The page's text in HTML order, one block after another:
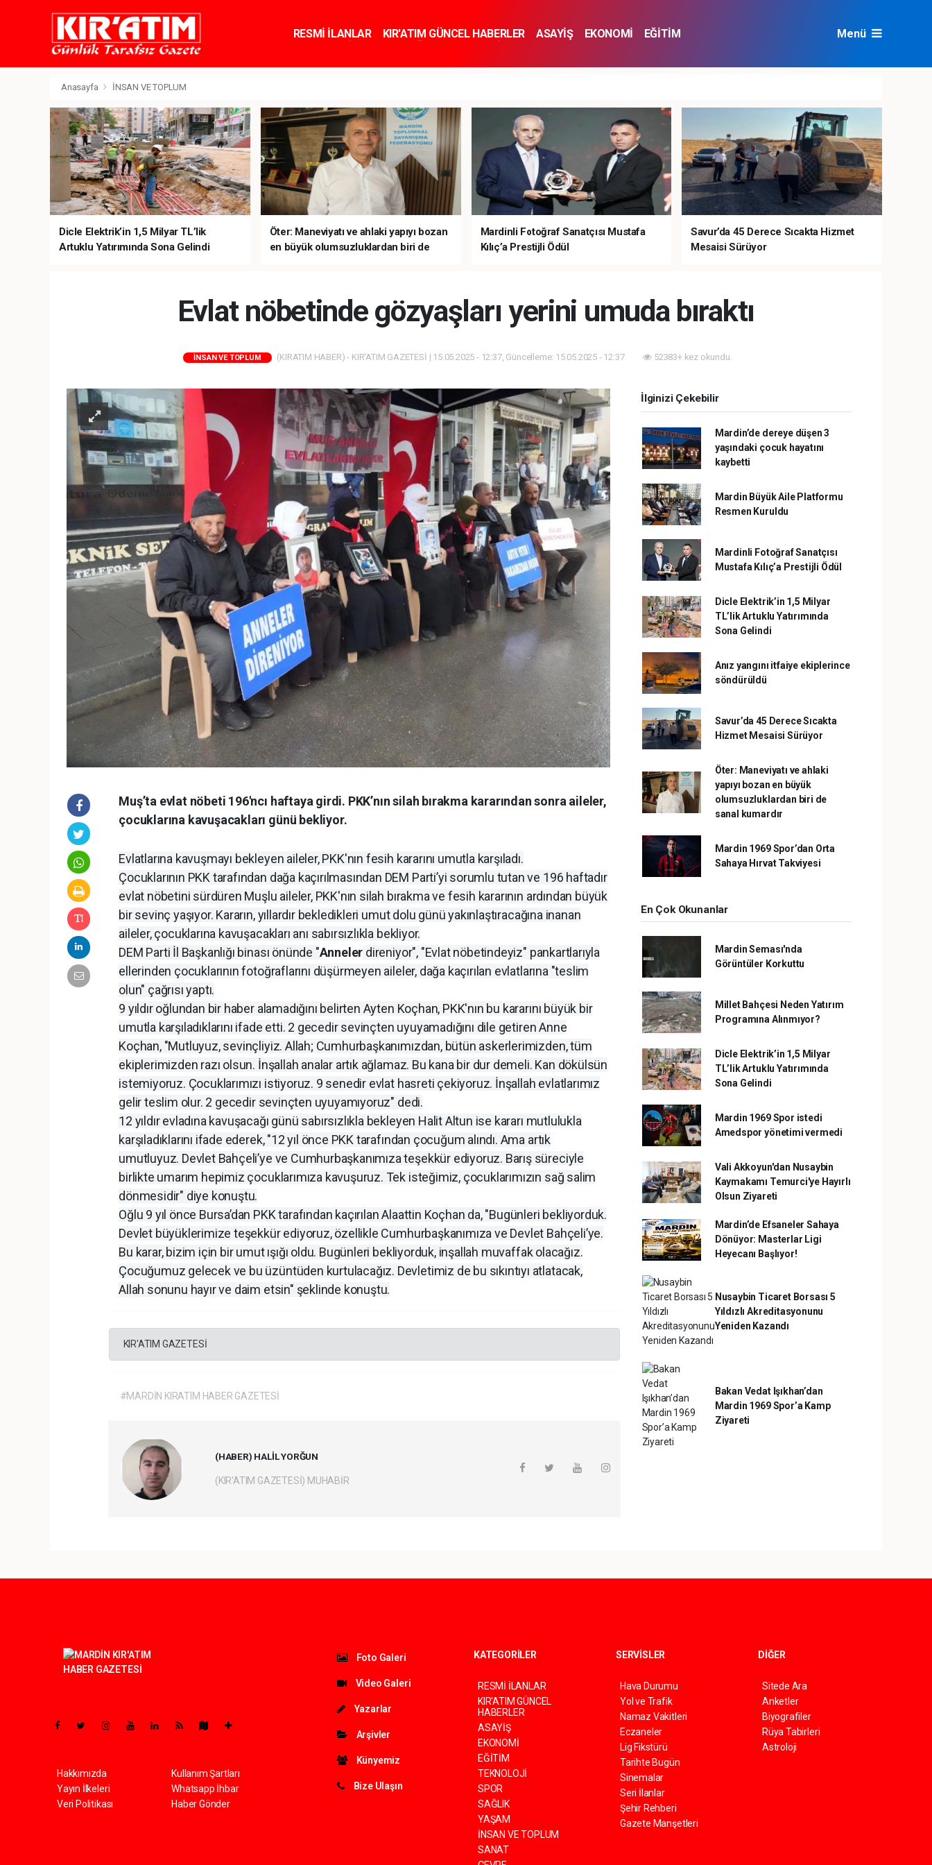
RESMİ İLANLAR KIR'ATIM GÜNCEL HABERLER ASAYİŞ EKONOMİ
EĞİTİM
Menü
Anasayfa İNSAN VE TOPLUM
Dicle Elektrik’in 1,5 Milyar TL’lik
Artuklu Yatırımında Sona Gelindi
Öter: Maneviyatı ve ahlaki yapıyı bozan
en büyük olumsuzluklardan biri de
Mardinli Fotoğraf Sanatçısı Mustafa
Kılıç’a Prestijli Ödül
Savur’da 45 Derece Sıcakta Hizmet
Mesaisi Sürüyor
Evlat nöbetinde gözyaşları yerini umuda bıraktı
İNSAN VE TOPLUM (KIRATIM HABER) - KIR'ATIM GAZETESİ | 15.05.2025 - 12:37, Güncelleme: 15.05.2025 - 12:37 52383+ kez okundu.
Muş’ta evlat nöbeti 196'ncı haftaya girdi. PKK’nın silah bırakma kararından sonra aileler,
çocuklarına kavuşacakları günü bekliyor.
Evlatlarına kavuşmayı bekleyen aileler, PKK'nın fesih kararını umutla karşıladı.
Çocuklarının PKK tarafından dağa kaçırılmasından DEM Parti’yi sorumlu tutan ve 196 haftadır
evlat nöbetini sürdüren Muşlu aileler, PKK'nın silah bırakma ve fesih kararının ardından büyük
bir sevinç yaşıyor. Kararın, yıllardır bekledikleri umut dolu günü yakınlaştıracağına inanan
aileler, çocuklarına kavuşacakları anı sabırsızlıkla bekliyor.
DEM Parti İl Başkanlığı binası önünde "Anneler direniyor", "Evlat nöbetindeyiz" pankartlarıyla
ellerinden çocuklarının fotoğraflarını düşürmeyen aileler, dağa kaçırılan evlatlarına "teslim
olun" çağrısı yaptı.
9 yıldır oğlundan bir haber alamadığını belirten Ayten Koçhan, PKK'nın bu kararını büyük bir
umutla karşıladıklarını ifade etti. 2 gecedir sevinçten uyuyamadığını dile getiren Anne
Koçhan, "Mutluyuz, sevinçliyiz. Allah; Cumhurbaşkanımızdan, bütün askerlerimizden, tüm
ekiplerimizden razı olsun. İnşallah analar artık ağlamaz. Bu kana bir dur demeli. Kan dökülsün
istemiyoruz. Çocuklarımızı istiyoruz. 9 senedir evlat hasreti çekiyoruz. İnşallah evlatlarımız
gelir teslim olur. 2 gecedir sevinçten uyuyamıyoruz" dedi.
12 yıldır evladına kavuşacağı günü sabırsızlıkla bekleyen Halit Altun ise kararı mutlulukla
karşıladıklarını ifade ederek, "12 yıl önce PKK tarafından çocuğum alındı. Ama artık
umutluyuz. Devlet Bahçeli’ye ve Cumhurbaşkanımıza teşekkür ediyoruz. Barış süreciyle
birlikte umarım hepimiz çocuklarımıza kavuşuruz. Tek isteğimiz, çocuklarımızın sağ salim
dönmesidir" diye konuştu.
Oğlu 9 yıl önce Bursa’dan PKK tarafından kaçırılan Alaattin Koçhan da, "Bugünleri bekliyorduk.
Devlet büyüklerimize teşekkür ediyoruz, özellikle Cumhurbaşkanımıza ve Devlet Bahçeli’ye.
Bu karar, bizim için bir umut ışığı oldu. Bugünleri bekliyorduk, inşallah muvaffak olacağız.
Çocuğumuz gelecek ve bu üzüntüden kurtulacağız. Devletimiz de bu sıkıntıyı atlatacak,
Allah sonunu hayır ve daim etsin" şeklinde konuştu.
KIR'ATIM GAZETESİ
#MARDİN KIRATIM HABER GAZETESİ
(HABER) HALİL YORĞUN
(KIR'ATIM GAZETESİ) MUHABİR
İlginizi Çekebilir
Mardin’de dereye düşen 3
yaşındaki çocuk hayatını
kaybetti
Mardin Büyük Aile Platformu
Resmen Kuruldu
Mardinli Fotoğraf Sanatçısı
Mustafa Kılıç’a Prestijli Ödül
Dicle Elektrik’in 1,5 Milyar
TL’lik Artuklu Yatırımında
Sona Gelindi
Anız yangını itfaiye ekiplerince
söndürüldü
Savur’da 45 Derece Sıcakta
Hizmet Mesaisi Sürüyor
Öter: Maneviyatı ve ahlaki
yapıyı bozan en büyük
olumsuzluklardan biri de
sanal kumardır
Mardin 1969 Spor’dan Orta
Sahaya Hırvat Takviyesi
En Çok Okunanlar
Mardin Seması'nda
Görüntüler Korkuttu
Millet Bahçesi Neden Yatırım
Programına Alınmıyor?
Dicle Elektrik’in 1,5 Milyar
TL’lik Artuklu Yatırımında
Sona Gelindi
Mardin 1969 Spor istedi
Amedspor yönetimi vermedi
Vali Akkoyun'dan Nusaybin
Kaymakamı Temurci'ye Hayırlı
Olsun Ziyareti
Mardin’de Efsaneler Sahaya
Dönüyor: Masterlar Ligi
Heyecanı Başlıyor!
Nusaybin Ticaret Borsası 5
Yıldızlı Akreditasyonunu
Yeniden Kazandı
Bakan Vedat Işıkhan’dan
Mardin 1969 Spor’a Kamp
Ziyareti
Hakkımızda
Yayın İlkeleri
Veri Politikası
Kullanım Şartları
Whatsapp İhbar
Haber Gönder
Foto Galeri
Video Galeri
Yazarlar
Arşivler
Künyemiz
Bize Ulaşın
KATEGORİLER
RESMİ İLANLAR
KIR'ATIM GÜNCEL
HABERLER
ASAYİŞ
EKONOMİ
EĞİTİM
TEKNOLOJİ
SPOR
SAĞLIK
YAŞAM
İNSAN VE TOPLUM
SANAT
SERVİSLER
Hava Durumu
Yol ve Trafik
Namaz Vakitleri
Eczaneler
Lig Fikstürü
Tarihte Bugün
Sinemalar
Seri İlanlar
Şehir Rehberi
Gazete Manşetleri
DİĞER
Sitede Ara
Anketler
Biyografiler
Rüya Tabirleri
Astroloji